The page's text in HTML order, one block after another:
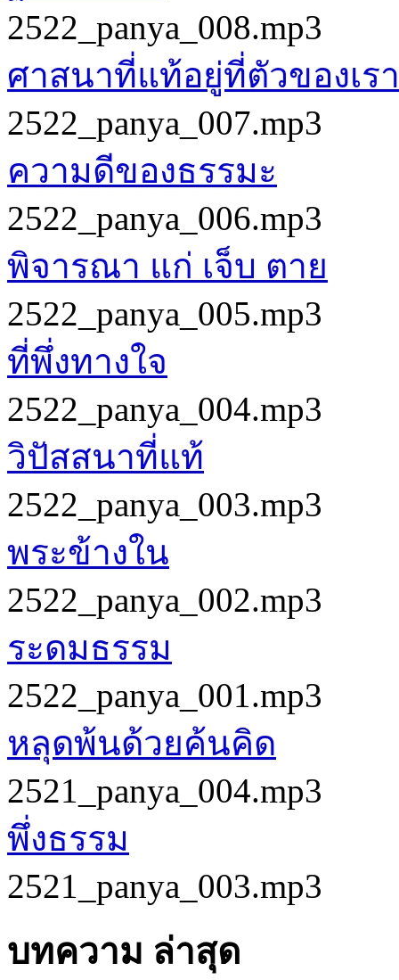
2522_panya_008.mp3
ศาสนาที่แท้อยู่ที่ตัวของเรา
2522_panya_007.mp3
ความดีของธรรมะ
2522_panya_006.mp3
พิจารณา แก่ เจ็บ ตาย
2522_panya_005.mp3
ที่พึ่งทางใจ
2522_panya_004.mp3
วิปัสสนาที่แท้
2522_panya_003.mp3
พระข้างใน
2522_panya_002.mp3
ระดมธรรม
2522_panya_001.mp3
หลุดพ้นด้วยค้นคิด
2521_panya_004.mp3
พึ่งธรรม
2521_panya_003.mp3
บทความ ล่าสุด